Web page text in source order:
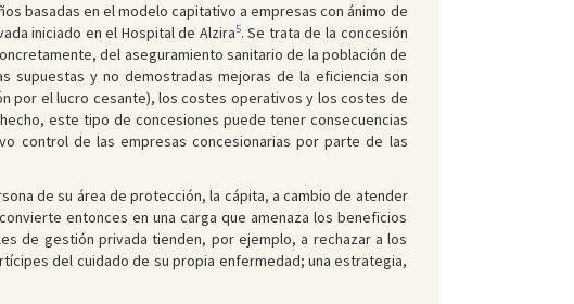
basadas en el modelo capitativo a empresas con ánimo de
iniciado en el Hospital de Alzira5. Se trata de la concesión
del aseguramiento sanitario de la población de
supuestas y no demostradas mejoras de la eficiencia son
por el lucro cesante), los costes operativos y los costes de
hecho, este tipo de concesiones puede tener consecuencias
control de las empresas concesionarias por parte de las
de su área de protección, la cápita, a cambio de atender
entonces en una carga que amenaza los beneficios
de gestión privada tienden, por ejemplo, a rechazar a los
del cuidado de su propia enfermedad; una estrategia,